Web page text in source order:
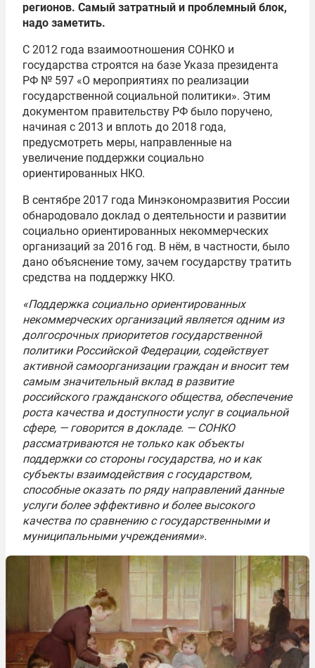
регионов. Самый затратный и проблемный блок,
надо заметить.
С 2012 года взаимоотношения СОНКО и
государства строятся на базе Указа президента
РФ № 597 «О мероприятиях по реализации
государственной социальной политики». Этим
документом правительству РФ было поручено,
начиная с 2013 и вплоть до 2018 года,
предусмотреть меры, направленные на
увеличение поддержки социально
ориентированных НКО.
В сентябре 2017 года Минэкономразвития России
обнародовало доклад о деятельности и развитии
социально ориентированных некоммерческих
организаций за 2016 год. В нём, в частности, было
дано объяснение тому, зачем государству тратить
средства на поддержку НКО.
«Поддержка социально ориентированных
некоммерческих организаций является одним из
долгосрочных приоритетов государственной
политики Российской Федерации, содействует
активной самоорганизации граждан и вносит тем
самым значительный вклад в развитие
российского гражданского общества, обеспечение
роста качества и доступности услуг в социальной
сфере, — говорится в докладе. — СОНКО
рассматриваются не только как объекты
поддержки со стороны государства, но и как
субъекты взаимодействия с государством,
способные оказать по ряду направлений данные
услуги более эффективно и более высокого
качества по сравнению с государственными и
муниципальными учреждениями».